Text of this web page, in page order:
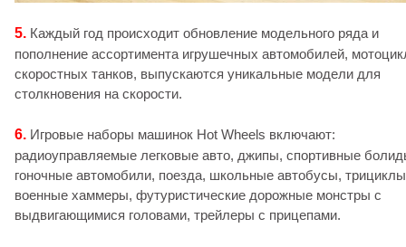
5. Каждый год происходит обновление модельного ряда и
пополнение ассортимента игрушечных автомобилей,
скоростных танков, выпускаются уникальные модели для
столкновения на скорости.
6. Игровые наборы машинок Hot Wheels включают:
радиоуправляемые легковые авто, джипы, спортивные
гоночные автомобили, поезда, школьные автобусы,
военные хаммеры, футуристические дорожные монстры с
выдвигающимися головами, трейлеры с прицепами.